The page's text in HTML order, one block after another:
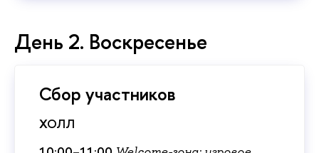
День 2. Воскресенье
Сбор участнико
ХОЛЛ